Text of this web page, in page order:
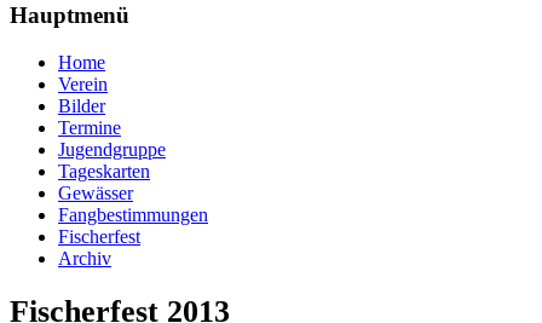
Hauptmenü
Home
Verein
Bilder
Termine
Jugendgruppe
Tageskarten
Gewässer
Fangbestimmungen
Fischerfest
Archiv
Fischerfest 2013